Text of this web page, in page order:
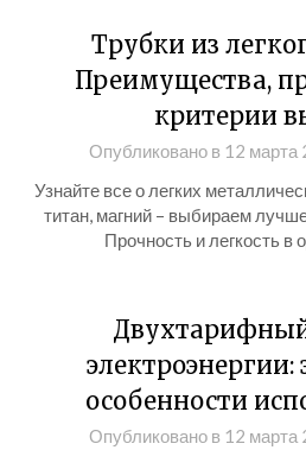
Трубки из
Преимущества,
критерии
Опубликовано в 12 марта
Узнайте все о легких
титан, магний – выбираем
Прочность и легкость в
особенности
Опубликовано в 12 марта